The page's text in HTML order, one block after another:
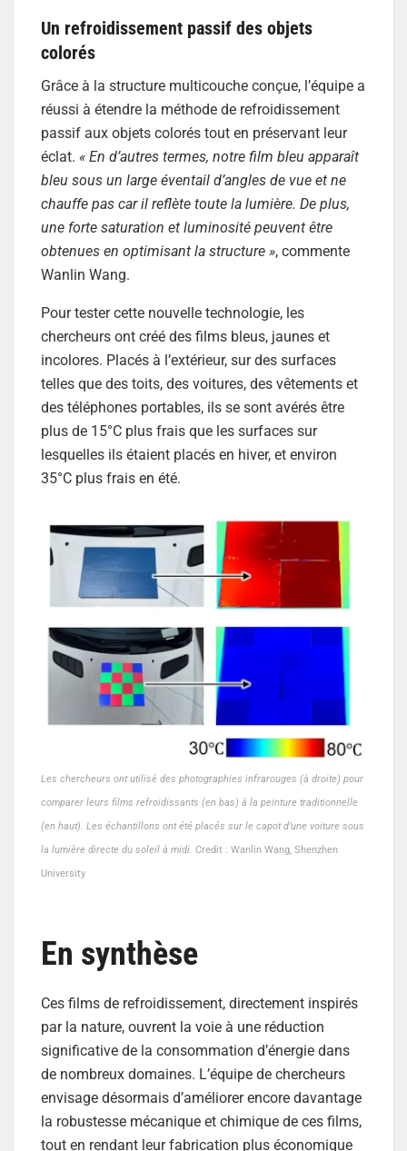
Un refroidissement passif des objets
colorés
Grâce à la structure multicouche conçue, l’équipe a
réussi à étendre la méthode de refroidissement
passif aux objets colorés tout en préservant leur
éclat. « En d’autres termes, notre film bleu apparaît
bleu sous un large éventail d’angles de vue et ne
chauffe pas car il reflète toute la lumière. De plus,
une forte saturation et luminosité peuvent être
obtenues en optimisant la structure », commente
Wanlin Wang.
Pour tester cette nouvelle technologie, les
chercheurs ont créé des films bleus, jaunes et
incolores. Placés à l’extérieur, sur des surfaces
telles que des toits, des voitures, des vêtements et
des téléphones portables, ils se sont avérés être
plus de 15°C plus frais que les surfaces sur
lesquelles ils étaient placés en hiver, et environ
35°C plus frais en été.
Les chercheurs ont utilisé des photographies infrarouges (à droite) pour
comparer leurs films refroidissants (en bas) à la peinture traditionnelle
(en haut). Les échantillons ont été placés sur le capot d’une voiture sous
la lumière directe du soleil à midi. Credit : Wanlin Wang, Shenzhen
University
En synthèse
Ces films de refroidissement, directement inspirés
par la nature, ouvrent la voie à une réduction
significative de la consommation d’énergie dans
de nombreux domaines. L’équipe de chercheurs
envisage désormais d’améliorer encore davantage
la robustesse mécanique et chimique de ces films,
tout en rendant leur fabrication plus économique